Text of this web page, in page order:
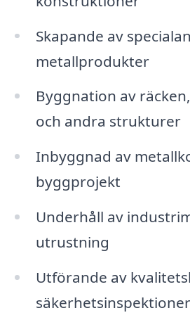
Skapande av
metallprodukter
Byggnation av
och andra strukturer
Inbyggnad av
byggprojekt
Underhåll av
utrustning
Utförande av
säkerhetsinspektioner